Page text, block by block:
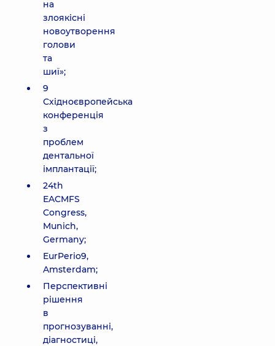
на
злоякісні
новоутворення
голови
та
шиї»;
9
Східноєвропейська
конференція
з
проблем
дентальної
імплантації;
24th
EACMFS
Congress,
Munich,
Germany;
EurPerio9,
Amsterdam;
Перспективні
рішення
в
прогнозуванні,
діагностиці,